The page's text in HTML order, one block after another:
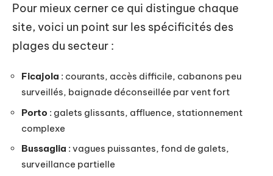
Pour mieux cerner ce qui distingue chaque
site, voici un point sur les spécificités des
plages du secteur :
Ficajola : courants, accès difficile, cabanons peu
surveillés, baignade déconseillée par vent fort
Porto : galets glissants, affluence, stationnement
complexe
Bussaglia : vagues puissantes, fond de galets,
surveillance partielle